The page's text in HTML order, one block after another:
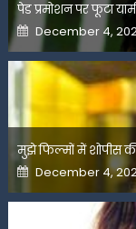
पेड प्रमोशन पर फूटा
Posted
on
December 4,
मुझे फिल्मों में शोपीस
Posted
on
December 4,